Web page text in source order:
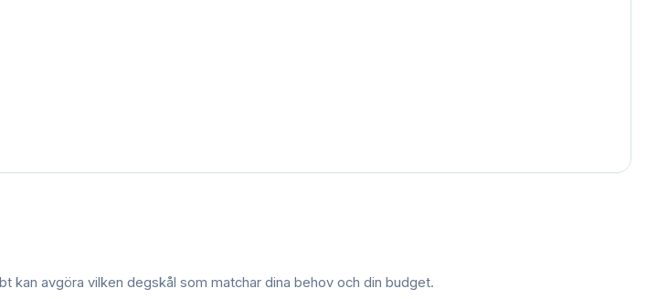
kan avgöra vilken degskål som matchar dina behov och din budget.